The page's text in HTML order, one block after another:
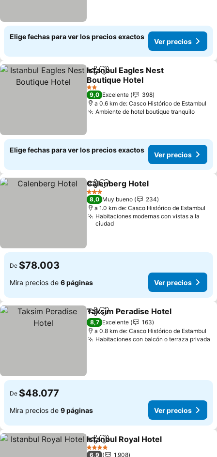
Elige fechas para ver los precios exactos
Ver precios
CompartirAgregar a favoritos
Istanbul Eagles Nest
Boutique Hotel
2 Estrellas
9,0 Excelente
398
a 0.6 km de: Casco Histórico de Estambul
Ambiente de hotel boutique tranquilo
Elige fechas para ver los precios exactos
Ver precios
CompartirAgregar a favoritos
Calenberg Hotel
3 Estrellas
8,0 Muy bueno
234
a 1.0 km de: Casco Histórico de Estambul
Habitaciones modernas con vistas a la
ciudad
De $78.003
Mira precios de 6 páginas Ver precios
CompartirAgregar a favoritos
Taksim Peradise Hotel
8,7 Excelente
163
a 0.8 km de: Casco Histórico de Estambul
Habitaciones con balcón o terraza privada
De $48.077
Mira precios de 9 páginas Ver precios
CompartirAgregar a favoritos
Istanbul Royal Hotel
4 Estrellas
6,9
1.908